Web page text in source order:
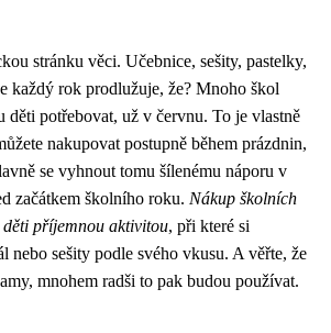
stránku věci. Učebnice, sešity, pastelky,
každý rok prodlužuje, že? Mnoho škol
děti potřebovat, už v červnu. To je vlastně
nakupovat postupně během prázdnin,
se vyhnout tomu šílenému náporu v
začátkem školního roku. Nákup školních
příjemnou aktivitou, při které si
nebo sešity podle svého vkusu. A věřte, že
mnohem radši to pak budou používat.